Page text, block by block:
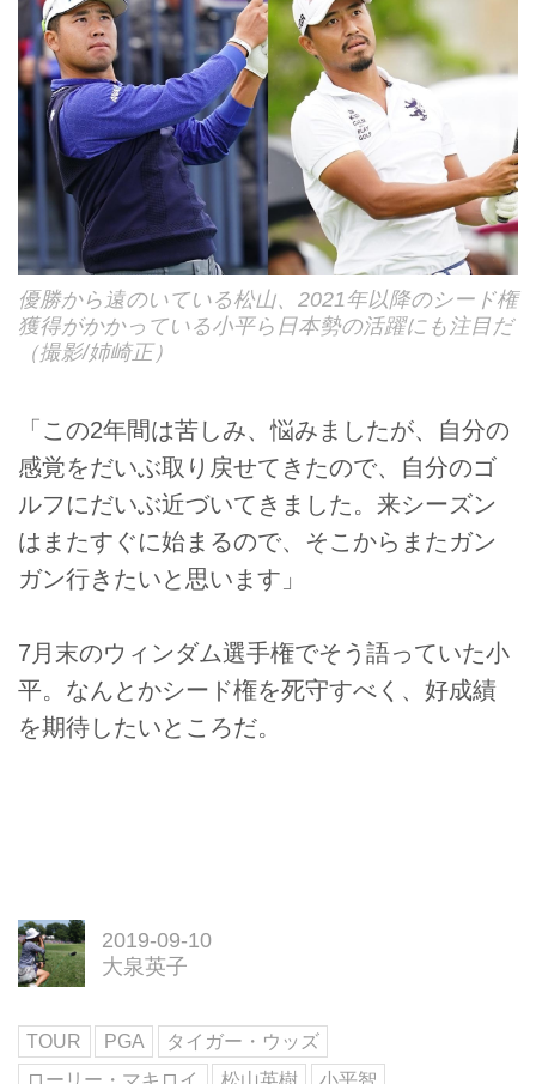
優勝から遠のいている松山、2021年以降のシード権
獲得がかかっている小平ら日本勢の活躍にも注目だ
（撮影/姉崎正）
「この2年間は苦しみ、悩みましたが、自分の
感覚をだいぶ取り戻せてきたので、自分のゴ
ルフにだいぶ近づいてきました。来シーズン
はまたすぐに始まるので、そこからまたガン
ガン行きたいと思います」
7月末のウィンダム選手権でそう語っていた小
平。なんとかシード権を死守すべく、好成績
を期待したいところだ。
2019-09-10
大泉英子
TOUR PGA
タイガー・ウッズ
ローリー・マキロイ
松山英樹 小平智